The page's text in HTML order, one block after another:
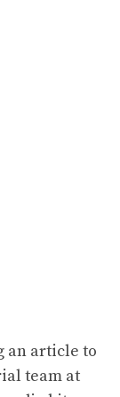
an article to
team at